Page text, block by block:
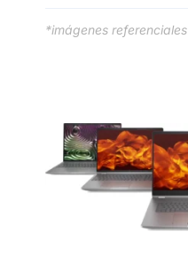
*imágenes referenciales